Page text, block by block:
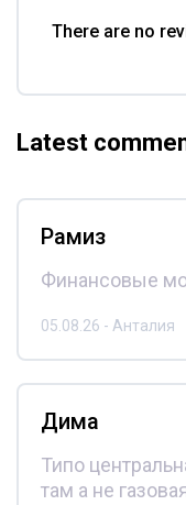
There are no
Latest
Рамиз
Финансовые
05.08.26 - Анталия
Дима
Типо
там а не